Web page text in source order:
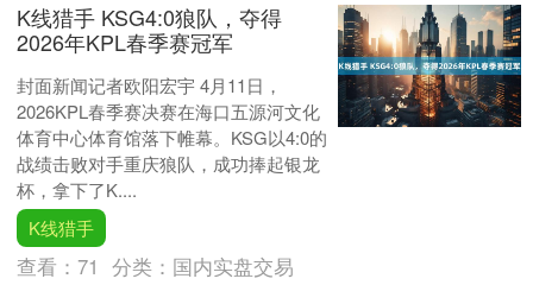
K线猎手 KSG4:0狼队，夺得
2026年KPL春季赛冠军
封面新闻记者欧阳宏宇 4月11日，
2026KPL春季赛决赛在海口五源河文化
体育中心体育馆落下帷幕。KSG以4:0的
战绩击败对手重庆狼队，成功捧起银龙
杯，拿下了K....
K线猎手
查看：71 分类： 国内实盘交易